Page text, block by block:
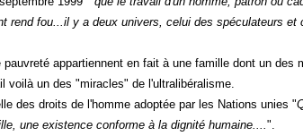
rend fou...il y a deux univers, celui des spéculateurs et
appartiennent en fait à une famille dont un des
voilà un des "miracles" de l'ultralibéralisme.
des droits de l'homme adoptée par les Nations unies "
une existence conforme à la dignité humaine.... ".